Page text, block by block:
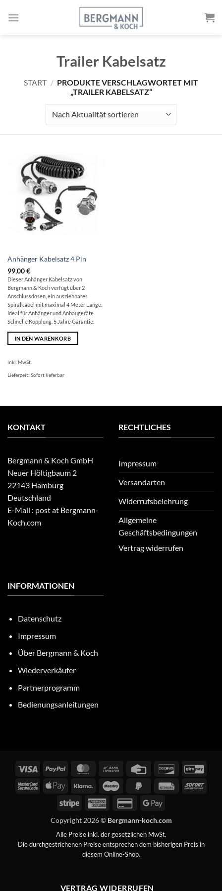
Inhalt
Trailer Kabelsatz
START / PRODUKTE VERSCHLAGWORTET MIT
„TRAILER KABELSATZ“
Anhänger Kabelsatz 4 Pin
99,00€
Dieser Anhänger Kabelsatz von
Bergmann & Koch verfügt über 2
Anschlussdosen, ein ausziehbares
Spiralkabel mit maximal 4 Meter Länge.
Ideal für Anhänger und Anbaugeräte.
Schnelle Kopplung. 5 Jahre Garantie.
IN DEN WARENKORB
inkl. MwSt.
Lieferzeit: Sofort lieferbar
KONTAKT
Bergmann & Koch GmbH
Neuer Höltigbaum 2
22143 Hamburg
Deutschland
E-Mail : post at Bergmann-
Koch.com
RECHTLICHES
Impressum
Versandarten
Widerrufsbelehrung
Allgemeine
Geschäftsbedingungen
Vertrag widerrufen
INFORMATIONEN
Datenschutz
Impressum
Über Bergmann & Koch
Wiederverkäufer
Partnerprogramm
Bedienungsanleitungen
Visa PayPal MasterCardBank
Credit
Discover
MasterCardApple
Klarna Maestro
PayPal
Rechung
Stripe
American
Credit
2
Google
Copyright 2026 © Bergmann-koch.com
Alle Preise inkl. der gesetzlichen MwSt.
Die durchgestrichenen Preise entsprechen dem bisherigen Preis in
diesem Online-Shop.
VERTRAG WIDERRUFEN